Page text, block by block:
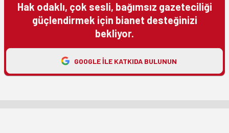
Hak odaklı, çok sesli, bağımsız gazeteciliği
güçlendirmek için bianet desteğinizi
bekliyor.
GOOGLE ILE KATKIDA BULUNUN